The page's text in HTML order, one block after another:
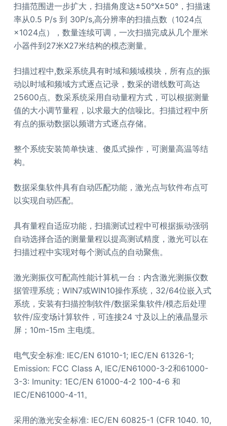
扫描范围进一步扩大，扫描角度达±50°X±50°，扫描速
率从0.5 P/s 到 30P/s,高分辨率的扫描点数（1024点
×1024点），数量连续可调，一次扫描完成从几个厘米
小器件到27米X27米结构的模态测量。
扫描过程中,数采系统具有时域和频域模块，所有点的振
动以时域和频域方式逐点记录，数采的谱线数可高达
25600点。数采系统采用自动量程方式，可以根据测量
值的大小调节量程，以求最大的信噪比。扫描过程中所
有点的振动数据以频谱方式逐点存储。
整个系统安装简单快速、傻瓜式操作，可测量高温等结
构。
数据采集软件具有自动匹配功能，激光点与软件布点可
以实现自动匹配。
具有量程自适应功能，扫描测试过程中可根据振动强弱
自动选择合适的测量量程以提高测试精度，激光可以在
扫描过程中实现对每个测试点的自动聚焦。
激光测振仪可配高性能计算机一台：内含激光测振仪数
据管理系统；WIN7或WIN10操作系统，32/64位嵌入式
系统，安装有扫描控制软件/数据采集软件/模态后处理
软件/应变场计算软件，可连接24 寸及以上的液晶显示
屏；10m-15m 主电缆。
电气安全标准: IEC/EN 61010-1; IEC/EN 61326-1;
Emission: FCC Class A, IEC/EN61000-3-2和61000-
3-3: Imunity: 1EC/EN 61000-4-2 100-4-6 和
IEC/EN61000-4-11。
采用的激光安全标准: IEC/EN 60825-1 (CFR 1040. 10,